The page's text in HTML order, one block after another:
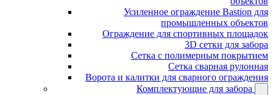
Усиленное ограждение Bastion для
промышленных объектов
Ограждение для спортивных площадок
3D сетки для забора
Сетка с полимерным покрытием
Сетка сварная рулонная
Ворота и калитки для сварного ограждения
Комплектующие для забора